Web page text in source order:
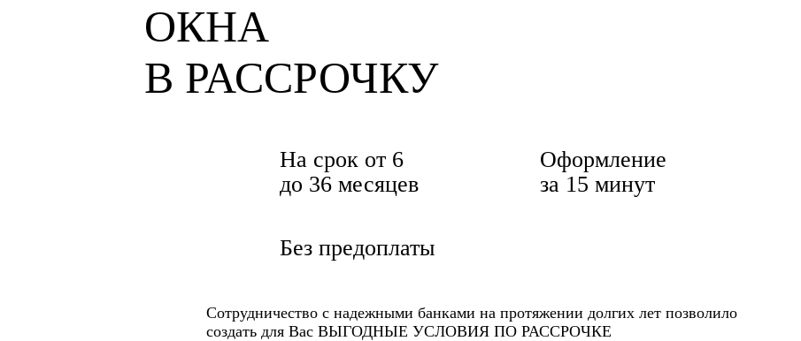
ОКНА
В РАССРОЧКУ
На срок от 6
до 36 месяцев
Оформление
за 15 минут
Без предоплаты
Сотрудничество с надежными банками на протяжении долгих лет позволило
создать для Вас ВЫГОДНЫЕ УСЛОВИЯ ПО РАССРОЧКЕ